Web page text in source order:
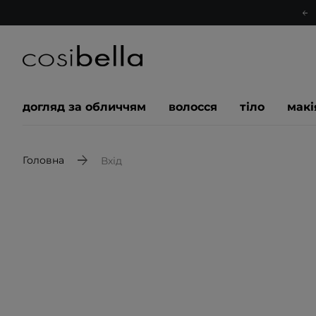
догляд за обличчям волосся тіло
Головна Вхід